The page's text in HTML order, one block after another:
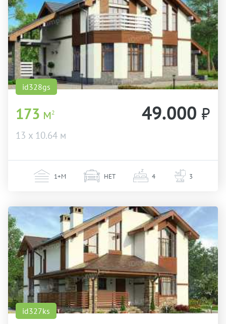
id328gs
173 м2
13 х 10.64 м
49.000 ₽
1+М НЕТ 4 3
id327ks